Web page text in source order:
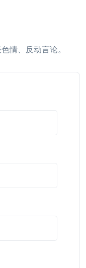
情、反动言论。